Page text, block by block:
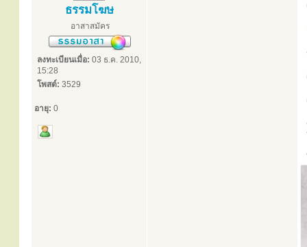
ธรรมโฆษ
อาสาสมัคร
ลงทะเบียนเมื่อ: 03 ธ.ค. 2010,
15:28
โพสต์: 3529
อายุ: 0